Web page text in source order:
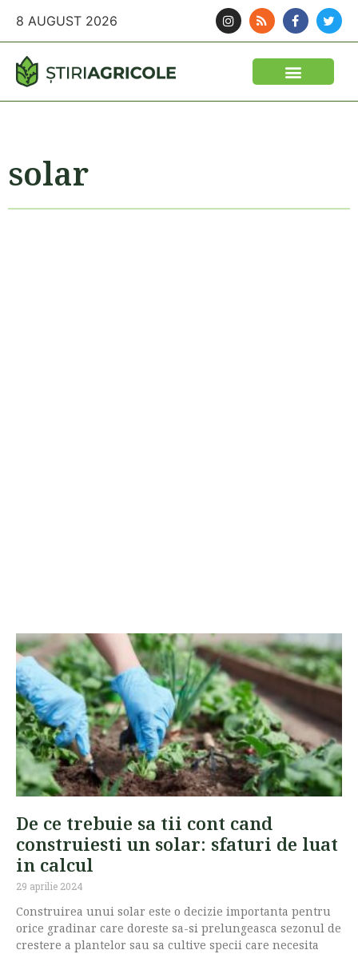
8 AUGUST 2026
solar
De ce trebuie sa tii cont cand
construiesti un solar: sfaturi de luat
in calcul
29 aprilie 2024
Construirea unui solar este o decizie importanta pentru
orice gradinar care doreste sa-si prelungeasca sezonul de
crestere a plantelor sau sa cultive specii care necesita